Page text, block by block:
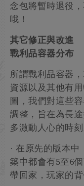
念包將暫時退役
哦！
其它修正與改進
戰利品容器分布
所謂戰利品容器
資源以及其他有
圖，我們對這些
調整，旨在為長
多激動人心的時刻
· 在原先的版本
築中都會有5至6
帶回家，玩家的